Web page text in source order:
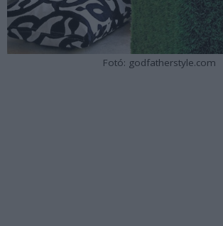
Fotó: godfatherstyle.com